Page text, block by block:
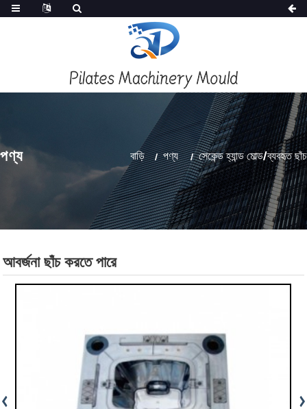
পণ্য বাড়ি পণ্য সেকেন্ড হ্যান্ড মোল্ড/ব্যবহৃত ছাঁচ
আবর্জনা ছাঁচ করতে পারে